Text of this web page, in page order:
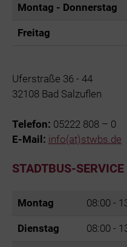
Montag - Donnerstag
Freitag
Uferstraße 36 - 44
32108 Bad Salzuflen
Telefon: 05222 808 – 0
E-Mail: info(at)stwbs.de
STADTBUS-SERVICE
Montag 08:00 -
Dienstag 08:00 -